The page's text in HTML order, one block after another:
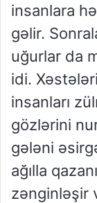
insanlara
gəlir.
uğurlar da
idi.
insanları
gözlərini
gələni
ağılla
zənginləşir